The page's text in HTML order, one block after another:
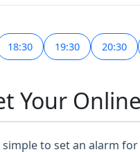
18:30 19:30 20:30
Your
to set an alarm